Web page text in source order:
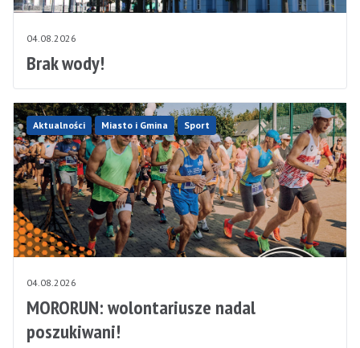
04.08.2026
Brak wody!
Aktualności Miasto i Gmina Sport
04.08.2026
MORORUN: wolontariusze nadal
poszukiwani!